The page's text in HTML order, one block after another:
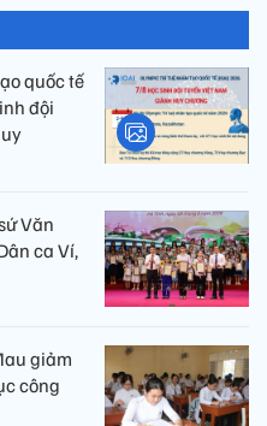
quốc tế
đội
Văn
ca Ví,
giảm
công